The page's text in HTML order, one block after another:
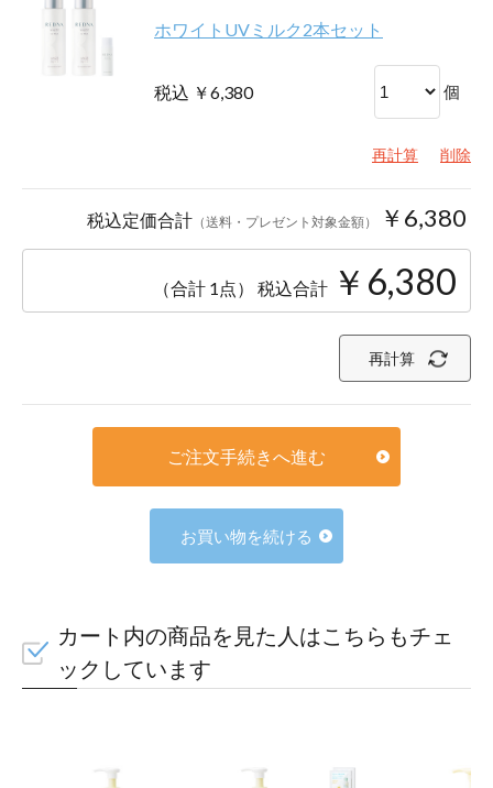
ホワイトUVミルク2本セット
税込 ￥6,380 個
再計算 削除
税込定価合計 （送料・プレゼント対象金額） ￥6,380
（合計 1点） 税込合計 ￥6,380
再計算
ご注文手続きへ進む
お買い物を続ける
カート内の商品を見た人はこちらもチェ
ックしています